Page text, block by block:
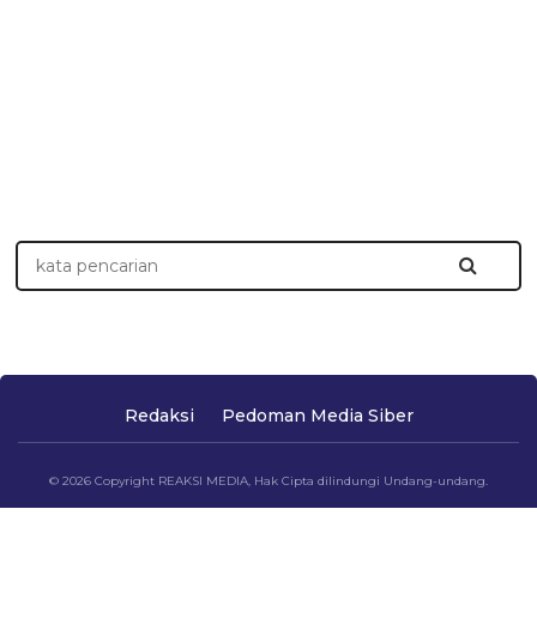
Redaksi Pedoman Media Siber
© 2026 Copyright REAKSI MEDIA, Hak Cipta dilindungi Undang-undang.